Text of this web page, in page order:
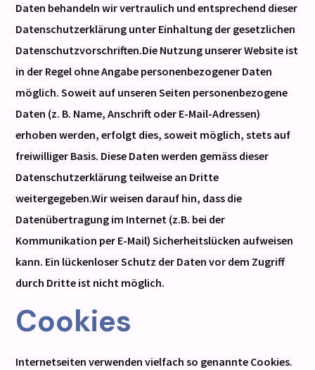
Daten behandeln wir vertraulich und entsprechend dieser
Datenschutzerklärung unter Einhaltung der gesetzlichen
Datenschutzvorschriften.Die Nutzung unserer Website ist
in der Regel ohne Angabe personenbezogener Daten
möglich. Soweit auf unseren Seiten personenbezogene
Daten (z. B. Name, Anschrift oder E-Mail-Adressen)
erhoben werden, erfolgt dies, soweit möglich, stets auf
freiwilliger Basis. Diese Daten werden gemäss dieser
Datenschutzerklärung teilweise an Dritte
weitergegeben.Wir weisen darauf hin, dass die
Datenübertragung im Internet (z.B. bei der
Kommunikation per E-Mail) Sicherheitslücken aufweisen
kann. Ein lückenloser Schutz der Daten vor dem Zugriff
durch Dritte ist nicht möglich.
Cookies
Internetseiten verwenden vielfach so genannte Cookies.